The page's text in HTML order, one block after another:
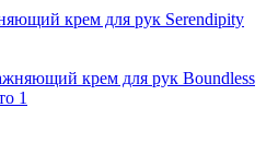
крем для рук Serendipity